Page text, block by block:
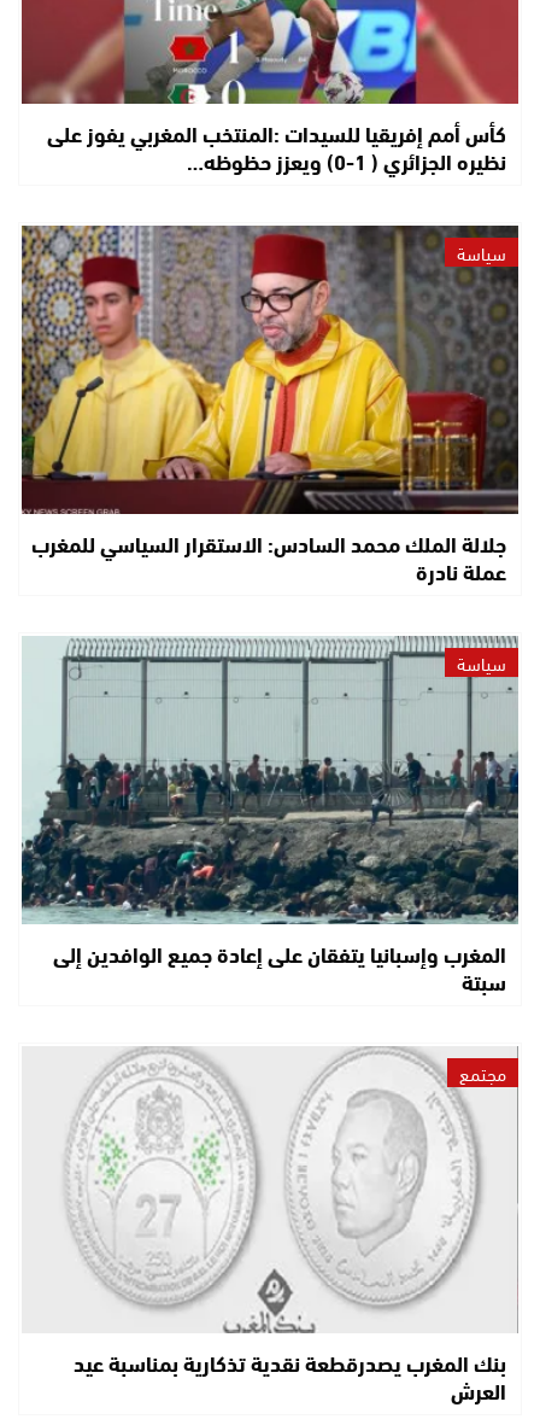
كأس أمم إفريقيا للسيدات :المنتخب المغربي يفوز على
نظيره الجزائري ( 1-0) ويعزز حظوظه…
سياسة
جلالة الملك محمد السادس: الاستقرار السياسي للمغرب
عملة نادرة
سياسة
المغرب وإسبانيا يتفقان على إعادة جميع الوافدين إلى
سبتة
مجتمع
بنك المغرب يصدرقطعة نقدية تذكارية بمناسبة عيد
العرش